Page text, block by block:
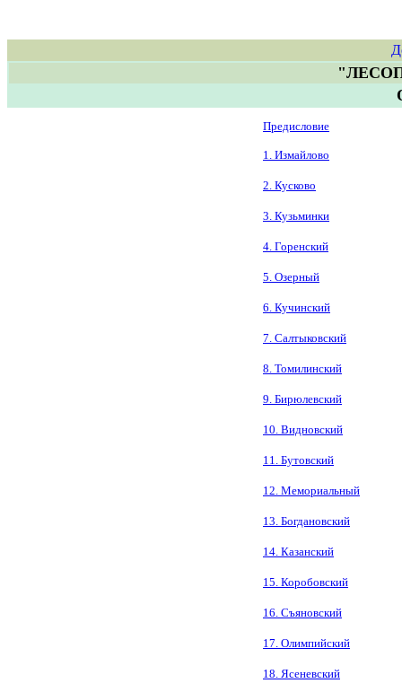
Предисловие
1. Измайлово
2. Кусково
3. Кузьминки
4. Горенский
5. Озерный
6. Кучинский
7. Салтыковский
8. Томилинский
9. Бирюлевский
10. Видновский
11. Бутовский
12. Мемориальный
13. Богдановский
14. Казанский
15. Коробовский
16. Съяновский
17. Олимпийский
18. Ясеневский